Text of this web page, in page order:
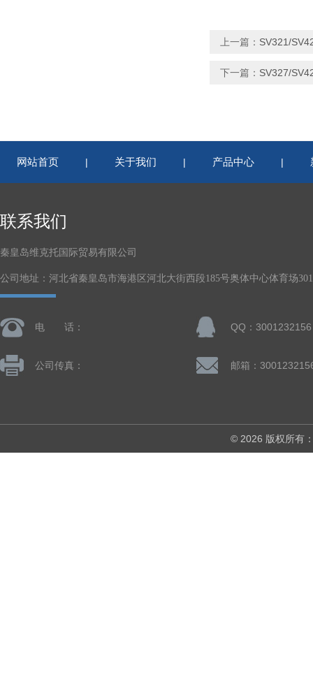
上一篇： SV321/
下一篇： SV327/
网站首页 | 关于我们 | 产品中心 |
联系我们
秦皇岛维克托国际贸易有限公司
公司地址：河北省秦皇岛市海港区河北大街西段185号奥体中心体育场
电 话： QQ：3001232156
公司传真： 邮箱：
© 2026 版权所有